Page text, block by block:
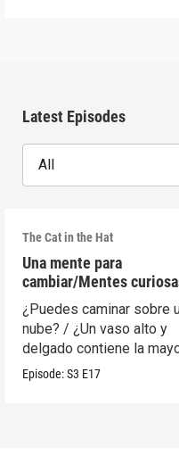
Latest Episodes
All
The Cat in the Hat
Una mente para
cambiar/Mentes
¿Puedes caminar sobre
nube? / ¿Un vaso alto y
delgado contiene la
cantidad?
Episode:S3 E17